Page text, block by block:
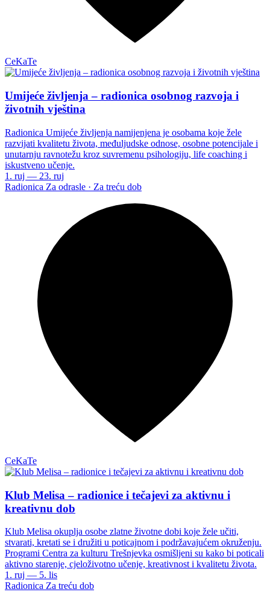
CeKaTe
Umijeće življenja – radionica osobnog razvoja i
životnih vještina
Radionica Umijeće življenja namijenjena je osobama koje žele
razvijati kvalitetu života, međuljudske odnose, osobne potencijale i
unutarnju ravnotežu kroz suvremenu psihologiju, life coaching i
iskustveno učenje.
1. ruj — 23. ruj
Radionica Za odrasle · Za treću dob
CeKaTe
Klub Melisa – radionice i tečajevi za aktivnu i
kreativnu dob
Klub Melisa okuplja osobe zlatne životne dobi koje žele učiti,
stvarati, kretati se i družiti u poticajnom i podržavajućem okruženju.
Programi Centra za kulturu Trešnjevka osmišljeni su kako bi poticali
aktivno starenje, cjeloživotno učenje, kreativnost i kvalitetu života.
1. ruj — 5. lis
Radionica Za treću dob